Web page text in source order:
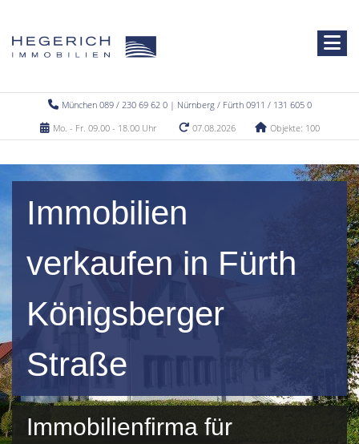
München 089 / 230 69 62 0 | Nürnberg / Fürth 0911 / 131 605 0
Mo. - Fr. 09.00 - 18.00 Uhr
07.08.2026 Objekte: 100
Immobilien
verkaufen in Fürth
Königsberger
Straße
Immobilienfirma für